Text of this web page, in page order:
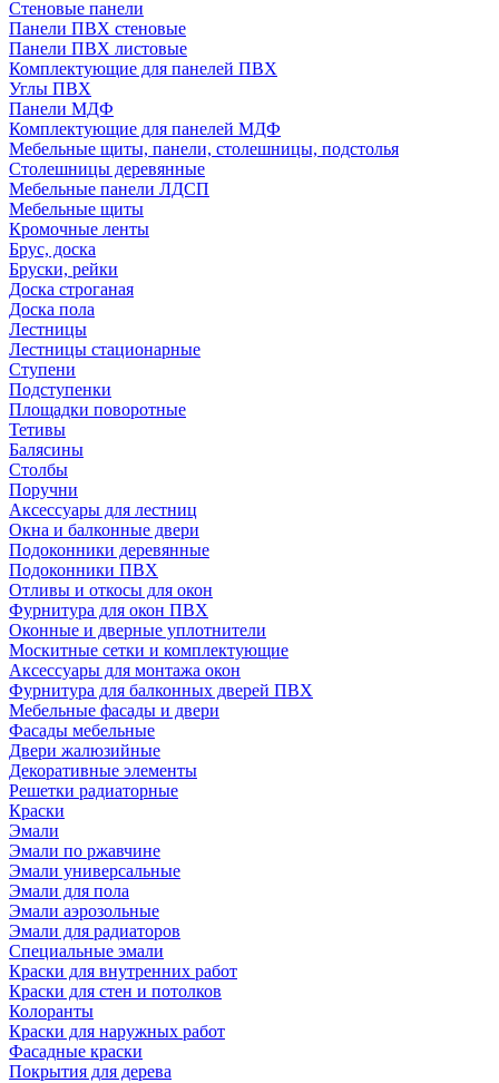
Стеновые панели
Панели ПВХ стеновые
Панели ПВХ листовые
Комплектующие для панелей ПВХ
Углы ПВХ
Панели МДФ
Комплектующие для панелей МДФ
Мебельные щиты, панели, столешницы, подстолья
Столешницы деревянные
Мебельные панели ЛДСП
Мебельные щиты
Кромочные ленты
Брус, доска
Бруски, рейки
Доска строганая
Доска пола
Лестницы
Лестницы стационарные
Ступени
Подступенки
Площадки поворотные
Тетивы
Балясины
Столбы
Поручни
Аксессуары для лестниц
Окна и балконные двери
Подоконники деревянные
Подоконники ПВХ
Отливы и откосы для окон
Фурнитура для окон ПВХ
Оконные и дверные уплотнители
Москитные сетки и комплектующие
Аксессуары для монтажа окон
Фурнитура для балконных дверей ПВХ
Мебельные фасады и двери
Фасады мебельные
Двери жалюзийные
Декоративные элементы
Решетки радиаторные
Краски
Эмали
Эмали по ржавчине
Эмали универсальные
Эмали для пола
Эмали аэрозольные
Эмали для радиаторов
Специальные эмали
Краски для внутренних работ
Краски для стен и потолков
Колоранты
Краски для наружных работ
Фасадные краски
Покрытия для дерева